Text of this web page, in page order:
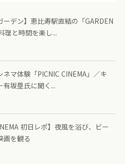
ーデン】恵比寿駅直結の「GARDEN
理と時間を楽し...
ネマ体験「PICNIC CINEMA」／キ
有坂塁氏に聞く...
初日レポ】夜風を浴び、ビー
画を観る